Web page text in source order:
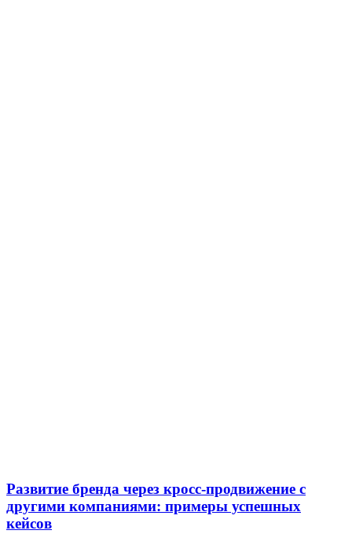
Развитие бренда через кросс-продвижение с
другими компаниями: примеры успешных
кейсов